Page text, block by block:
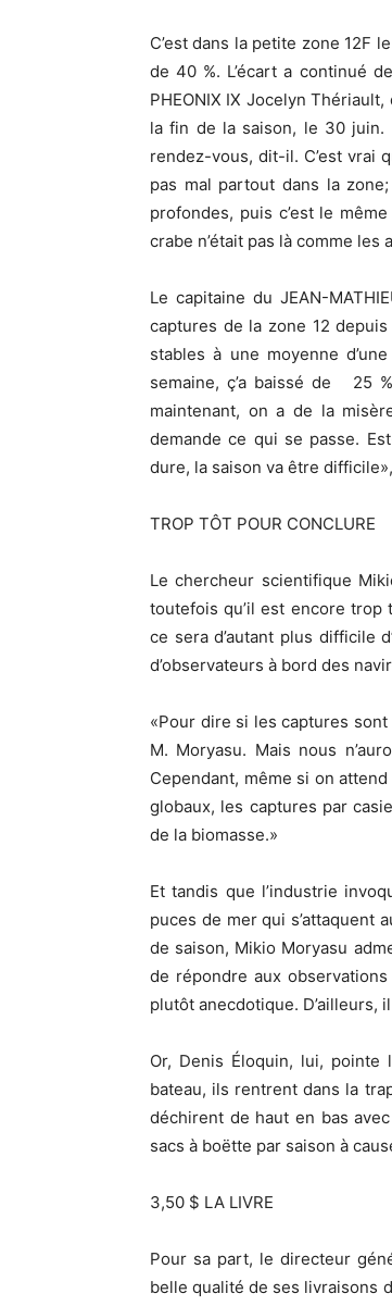
C’est dans la petite zone 12F
de 40 %. L’écart a continué
PHEONIX IX Jocelyn
la fin de la saison, le 30 juin.
rendez-vous, dit-il. C’est vrai
pas mal partout dans la
profondes, puis c’est le
crabe n’était pas là comme les
Le capitaine du JEAN-
captures de la zone 12
stables à une moyenne
semaine, ç’a baissé de 25
maintenant, on a de la
demande ce qui se passe.
dure, la saison va être
TROP TÔT POUR CONCLURE
Le chercheur scientifique
toutefois qu’il est encore
ce sera d’autant plus difficile
d’observateurs à bord des
«Pour dire si les captures
M. Moryasu. Mais nous
Cependant, même si on
globaux, les captures par
de la biomasse.»
Et tandis que l’industrie
puces de mer qui s’attaquent
de saison, Mikio Moryasu
de répondre aux observations
plutôt anecdotique. D’ailleurs,
Or, Denis Éloquin, lui,
bateau, ils rentrent dans la
déchirent de haut en bas
sacs à boëtte par saison à
3,50 $ LA LIVRE
Pour sa part, le directeur
belle qualité de ses livraisons